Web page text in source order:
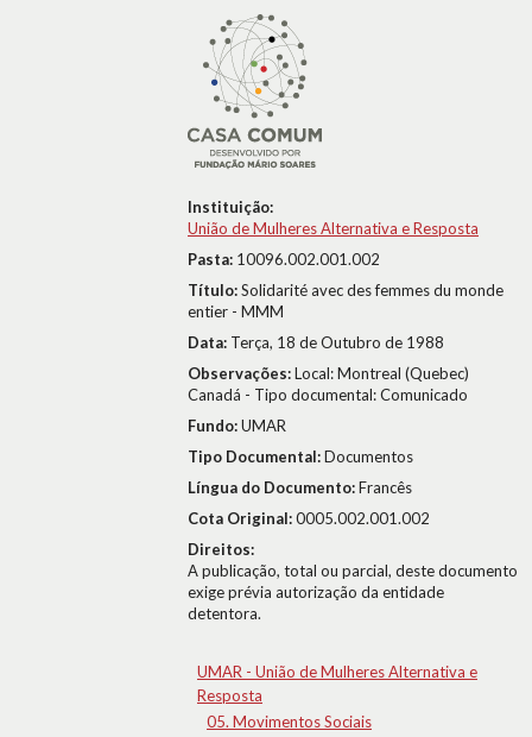
Instituição:
União de Mulheres Alternativa e Resposta
Pasta: 10096.002.001.002
Título:Solidarité avec des femmes du monde
entier - MMM
Data: Terça, 18 de Outubro de 1988
Observações:Local: Montreal (Quebec)
Canadá - Tipo documental: Comunicado
Fundo:UMAR
Tipo Documental:Documentos
Língua do Documento:Francês
Cota Original:0005.002.001.002
Direitos:
A publicação, total ou parcial, deste documento
exige prévia autorização da entidade
detentora.
UMAR - União de Mulheres Alternativa e
Resposta
05. Movimentos Sociais